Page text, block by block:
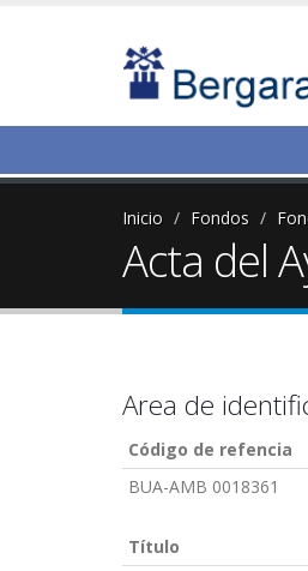
Inicio Fondos
Acta del
Area de
Código de refencia
BUA-AMB 0018361
Título